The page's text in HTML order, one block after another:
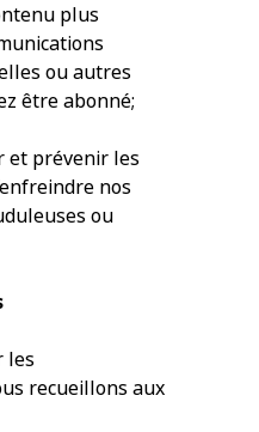
plus
ou autres
être abonné;
prévenir les
nos
ou
les
recueillons aux